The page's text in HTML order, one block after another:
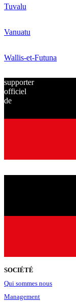
Tuvalu
Vanuatu
Wallis-et-Futuna
supporter
officiel
de
SOCIÉTÉ
Qui sommes nous
Management